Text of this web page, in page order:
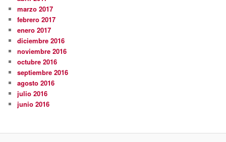
marzo 2017
febrero 2017
enero 2017
diciembre 2016
noviembre 2016
octubre 2016
septiembre 2016
agosto 2016
julio 2016
junio 2016